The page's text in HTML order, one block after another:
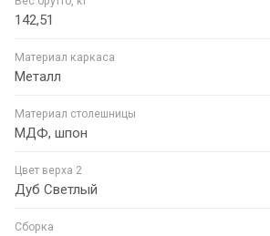
142,51
Материал каркаса
Металл
Материал столешницы
МДФ, шпон
Цвет верха 2
Дуб Светлый
Сборка